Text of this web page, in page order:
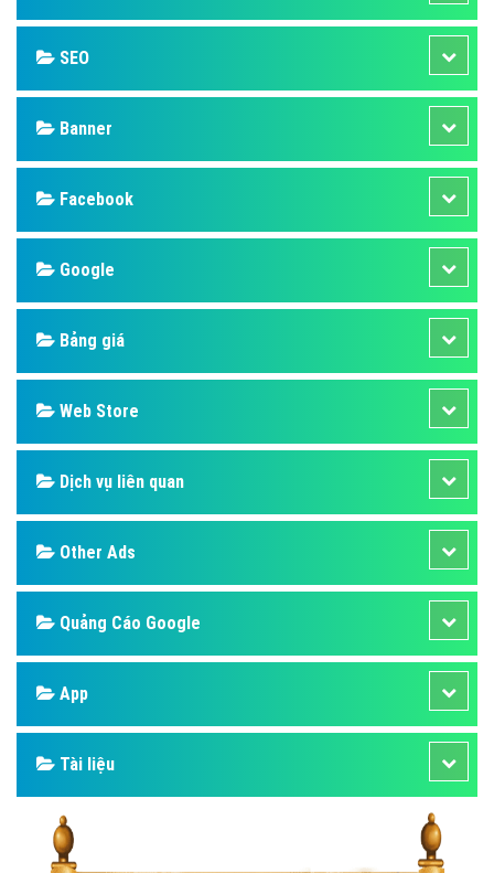
SEO
Banner
Facebook
Google
Bảng giá
Web Store
Dịch vụ liên quan
Other Ads
Quảng Cáo Google
App
Tài liệu